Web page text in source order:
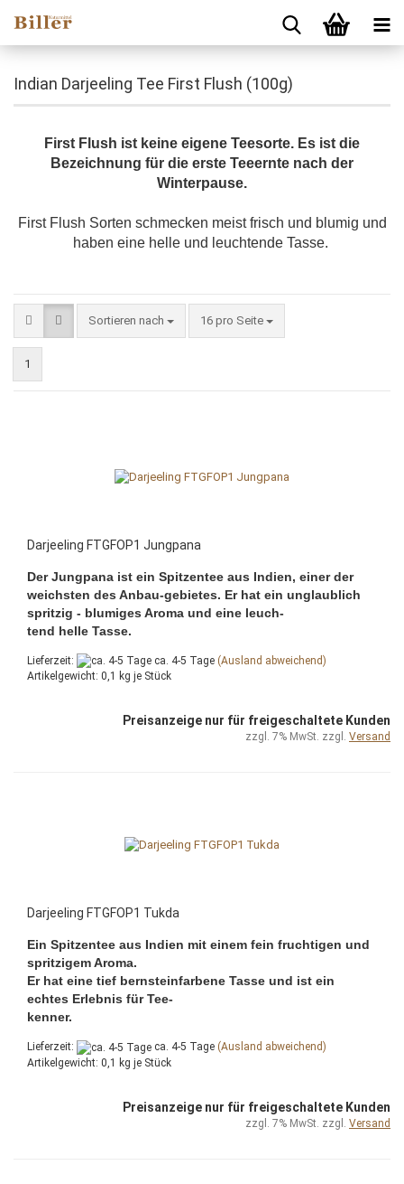
Indian Darjeeling Tee First Flush (100g)
First Flush ist keine eigene Teesorte. Es ist die
Bezeichnung für die erste Teeernte nach der
Winterpause.
First Flush Sorten schmecken meist frisch und blumig und
haben eine helle und leuchtende Tasse.
Sortieren nach
Sortieren nach 16 pro Seite
pro Seite
1
Darjeeling FTGFOP1 Jungpana
Der Jungpana ist ein Spitzentee aus Indien, einer der
weichsten des Anbau-gebietes. Er hat ein unglaublich
spritzig - blumiges Aroma und eine leuch-
tend helle Tasse.
Lieferzeit: ca. 4-5 Tage (Ausland abweichend)
Artikelgewicht: 0,1 kg je Stück
Preisanzeige nur für freigeschaltete Kunden
zzgl. 7% MwSt. zzgl. Versand
Darjeeling FTGFOP1 Tukda
Ein Spitzentee aus Indien mit einem fein fruchtigen und
spritzigem Aroma.
Er hat eine tief bernsteinfarbene Tasse und ist ein
echtes Erlebnis für Tee-
kenner.
Lieferzeit: ca. 4-5 Tage (Ausland abweichend)
Artikelgewicht: 0,1 kg je Stück
Preisanzeige nur für freigeschaltete Kunden
zzgl. 7% MwSt. zzgl. Versand